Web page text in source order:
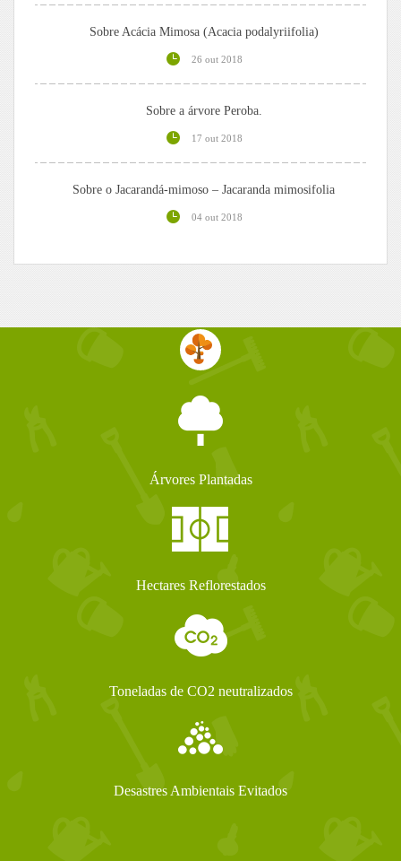
Sobre Acácia Mimosa (Acacia podalyriifolia)
26 out 2018
Sobre a árvore Peroba.
17 out 2018
Sobre o Jacarandá-mimoso – Jacaranda mimosifolia
04 out 2018
Árvores Plantadas
Hectares Reflorestados
Toneladas de CO2 neutralizados
Desastres Ambientais Evitados